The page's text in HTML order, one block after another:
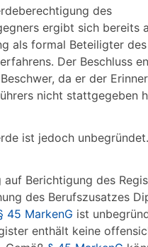
des
ergibt sich bereits
als formal Beteiligter des
Der Beschluss
da er der
nicht stattgegeben
ist jedoch unbegründet.
auf Berichtigung des
des Berufszusatzes
45 MarkenG ist
enthält keine